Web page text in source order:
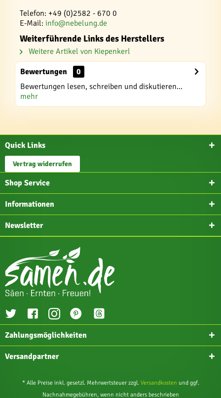
Telefon: +49 (0)2582 - 670 0
E-Mail: info@nebelung.de
Weiterführende Links des Herstellers
Weitere Artikel von Kiepenkerl
Bewertungen
0
Bewertungen lesen, schreiben und diskutieren...
mehr
Quick Links
Vertrag widerrufen
Shop Service
Informationen
Newsletter
Zahlungsmöglichkeiten
Versandpartner
* Alle Preise inkl. gesetzl. Mehrwertsteuer zzgl. Versandkosten und ggf.
Nachnahmegebühren, wenn nicht anders beschrieben